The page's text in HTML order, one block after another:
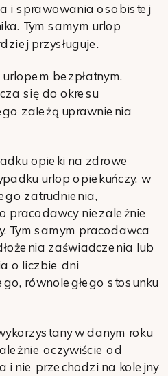
i sprawowania osobistej
Tym samym urlop
przysługuje.
bezpłatnym.
się do okresu
zależą uprawnienia
opieki na zdrowe
urlop opiekuńczy, w
zatrudnienia,
pracodawcy niezależnie
Tym samym pracodawca
zaświadczenia lub
o liczbie dni
równoległego stosunku
w danym roku
oczywiście od
i nie przechodzi na kolejny